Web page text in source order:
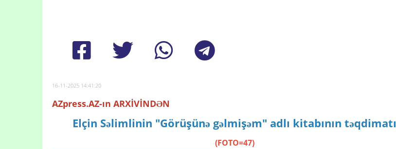
16-11-2025 14:41:20
AZpress.AZ-ın ARXİVİNDƏN
Elçin Səlimlinin "Görüşünə gəlmişəm" adlı kitabının təqdimatı
(FOTO=47)